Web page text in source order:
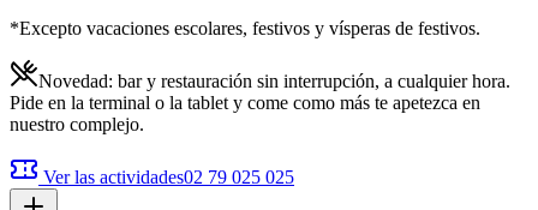
*Excepto vacaciones escolares, festivos y vísperas de festivos.
Novedad: bar y restauración sin interrupción, a cualquier hora.
Pide en la terminal o la tablet y come como más te apetezca en
nuestro complejo.
Ver las actividades02 79 025 025